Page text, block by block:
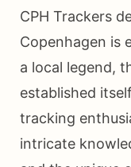
CPH Trackers
Copenhagen is
a local legend,
established
tracking
intricate